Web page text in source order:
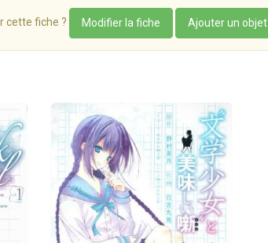
cette fiche ? Modifier la fiche Ajouter un objet